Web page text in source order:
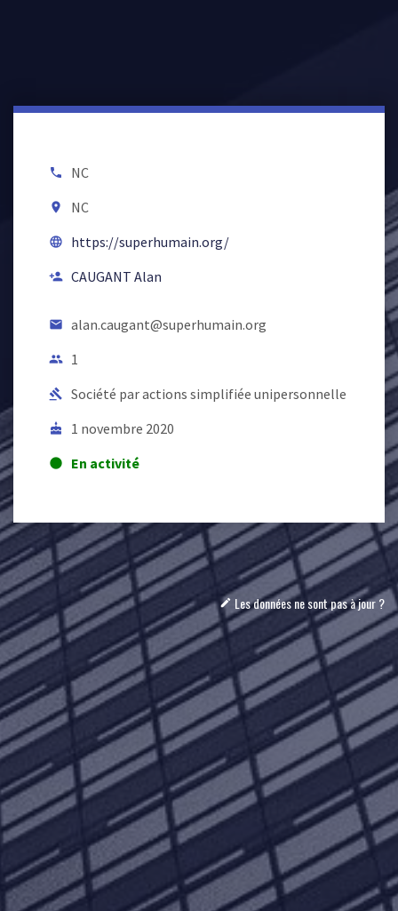
local_phone NC
room NC
language https://superhumain.org/
person_add CAUGANT Alan
email alan.caugant@superhumain.org
people 1
gavel Société par actions simplifiée unipersonnelle
cake 1 novembre 2020
lens En activité
mode_edit Les données ne sont pas à jour ?